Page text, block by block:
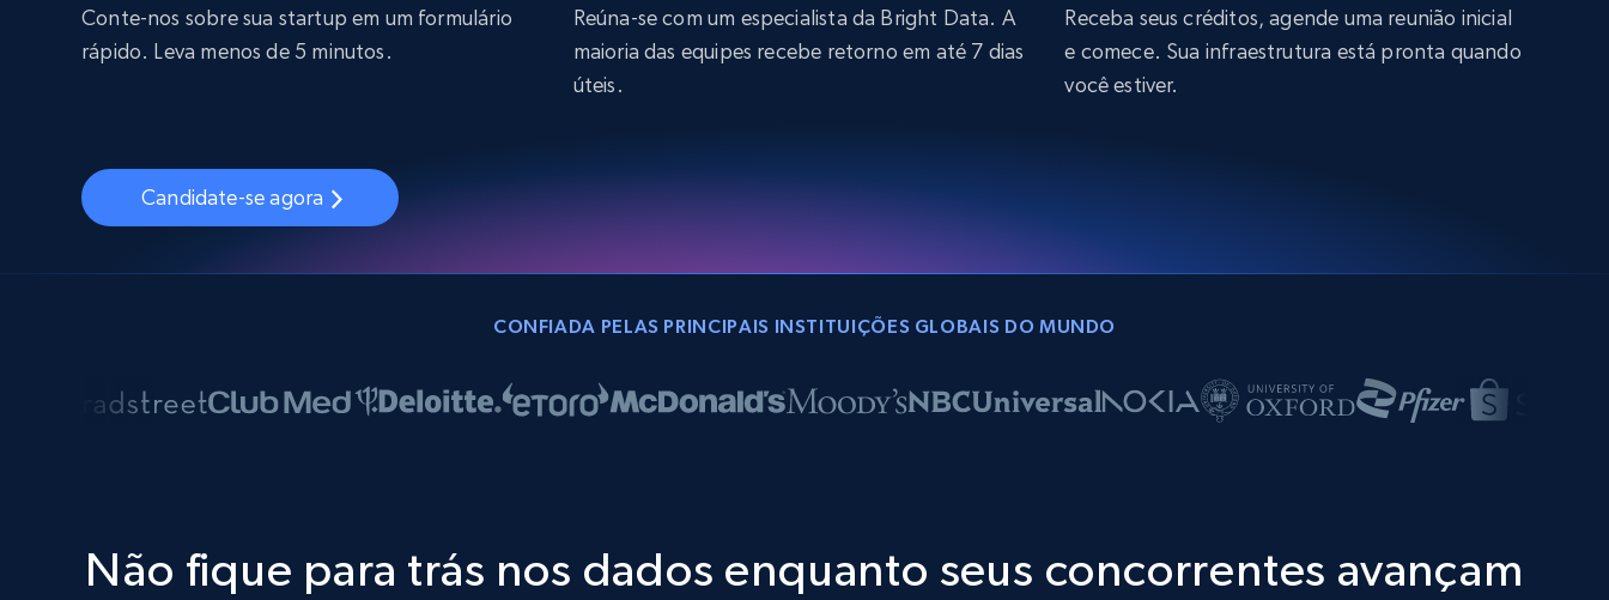
Conte-nos sobre sua startup em um formulário
rápido. Leva menos de 5 minutos.
Reúna-se com um especialista da Bright Data. A
maioria das equipes recebe retorno em até 7 dias
úteis.
Receba seus créditos, agende uma reunião inicial
e comece. Sua infraestrutura está pronta quando
você estiver.
Candidate-se agora
CONFIADA PELAS PRINCIPAIS INSTITUIÇÕES GLOBAIS DO MUNDO
Não fique para trás nos dados enquanto seus concorrentes avançam